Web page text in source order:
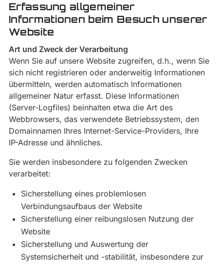
Erfassung allgemeiner
Informationen beim Besuch unserer
Website
Art und Zweck der Verarbeitung
Wenn Sie auf unsere Website zugreifen, d.h., wenn Sie
sich nicht registrieren oder anderweitig Informationen
übermitteln, werden automatisch Informationen
allgemeiner Natur erfasst. Diese Informationen
(Server-Logfiles) beinhalten etwa die Art des
Webbrowsers, das verwendete Betriebssystem, den
Domainnamen Ihres Internet-Service-Providers, Ihre
IP-Adresse und ähnliches.
Sie werden insbesondere zu folgenden Zwecken
verarbeitet:
Sicherstellung eines problemlosen
Verbindungsaufbaus der Website
Sicherstellung einer reibungslosen Nutzung der
Website
Sicherstellung und Auswertung der
Systemsicherheit und -stabilität, insbesondere zur